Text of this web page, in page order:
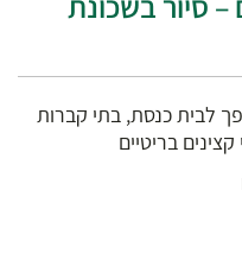
לבית כנסת, בתי קברות
בריטיים